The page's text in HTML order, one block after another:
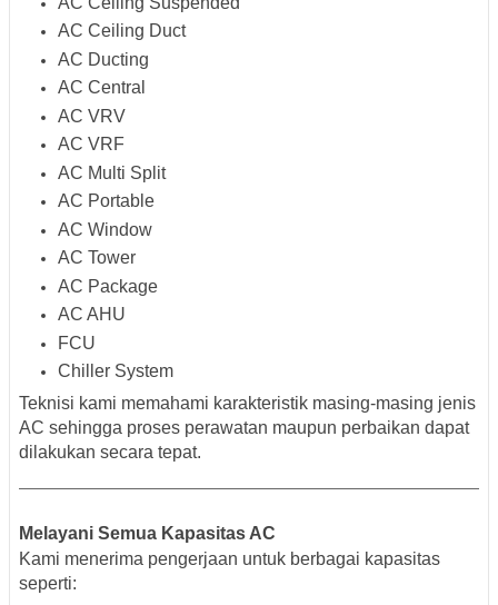
AC Ceiling Duct
AC Ducting
AC Central
AC VRV
AC VRF
AC Multi Split
AC Portable
AC Window
AC Tower
AC Package
AC AHU
FCU
Chiller System
Teknisi kami memahami karakteristik masing-masing jenis
AC sehingga proses perawatan maupun perbaikan dapat
dilakukan secara tepat.
Melayani Semua Kapasitas AC
Kami menerima pengerjaan untuk berbagai kapasitas
seperti: